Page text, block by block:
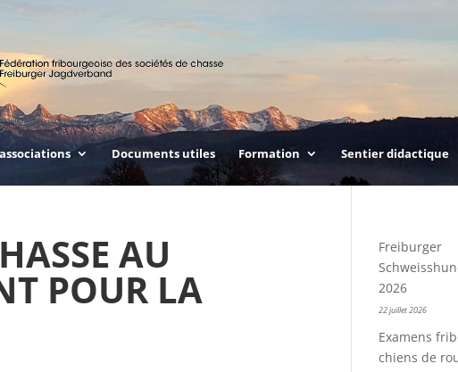
Documents utiles Formation Sentier didactique
AU
POUR LA
Freiburger
2026
22 juillet 2026
Examens
chiens de